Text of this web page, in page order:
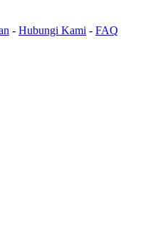
- Hubungi Kami - FAQ